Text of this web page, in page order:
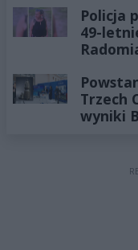
Policja
49-
Trzech
wyniki